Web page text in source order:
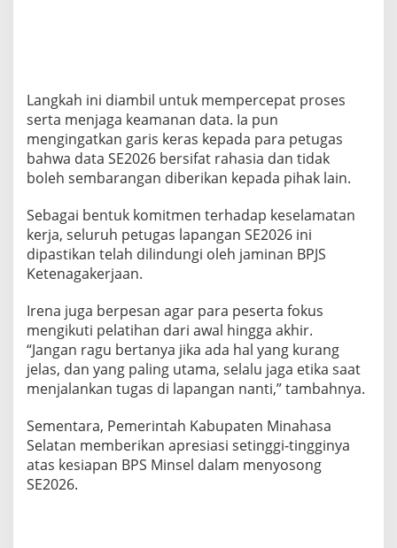
Langkah ini diambil untuk mempercepat proses
serta menjaga keamanan data. Ia pun
mengingatkan garis keras kepada para petugas
bahwa data SE2026 bersifat rahasia dan tidak
boleh sembarangan diberikan kepada pihak lain.
Sebagai bentuk komitmen terhadap keselamatan
kerja, seluruh petugas lapangan SE2026 ini
dipastikan telah dilindungi oleh jaminan BPJS
Ketenagakerjaan.
Irena juga berpesan agar para peserta fokus
mengikuti pelatihan dari awal hingga akhir.
“Jangan ragu bertanya jika ada hal yang kurang
jelas, dan yang paling utama, selalu jaga etika saat
menjalankan tugas di lapangan nanti,” tambahnya.
Sementara, Pemerintah Kabupaten Minahasa
Selatan memberikan apresiasi setinggi-tingginya
atas kesiapan BPS Minsel dalam menyosong
SE2026.